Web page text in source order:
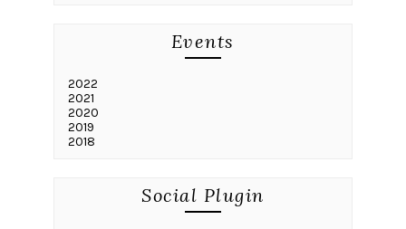
Events
2022
2021
2020
2019
2018
Social Plugin